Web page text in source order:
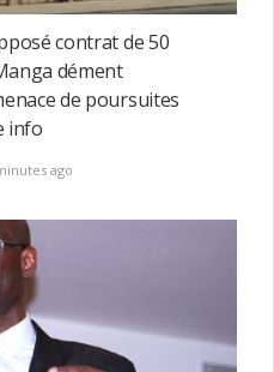
contrat de 50
dément
de poursuites
info
ago